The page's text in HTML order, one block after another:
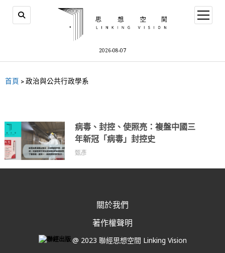
2026-08-07
首頁 >政治與公共行政學系
病毒、封控、使照亮：複盤中國三
年新冠「病毒」封控史
甄彥
關於我們
著作權聲明
@ 2023 聯經思想空間 Linking Vision